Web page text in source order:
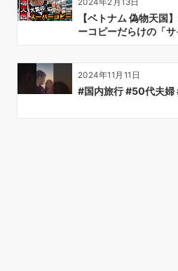
【ベトナム 偽物天国
ーコピーだらけの「
2024年11月11日
#国内旅行 #50代夫